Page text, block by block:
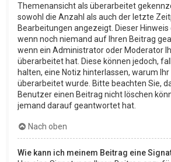
Themenansicht als überarbeitet
sowohl die Anzahl als auch der letzte
Bearbeitungen angezeigt. Dieser
wenn noch niemand auf Ihren Beitrag
wenn ein Administrator oder Moderator
überarbeitet hat. Diese können jedoch,
halten, eine Notiz hinterlassen, warum Ihr
überarbeitet wurde. Bitte beachten Sie,
Benutzer einen Beitrag nicht löschen
jemand darauf geantwortet hat.
Nach oben
Wie kann ich meinem Beitrag eine